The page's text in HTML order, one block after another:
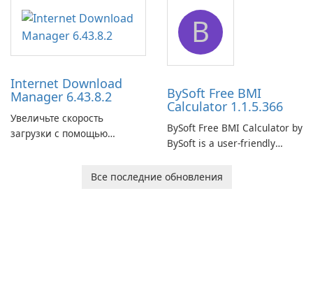
application designed to
monitor your internet
connection and provide real-
time insights into its
designed to help businesses
effectively manage their
network infrastructure.
Internet Download
Manager 6.43.8.2
Увеличьте скорость
загрузки с помощью
B
BySoft Free BMI
Calculator 1.1.5.366
BySoft Free BMI Calculator by
BySoft is a user-friendly
designed to help you
Все последние обновления